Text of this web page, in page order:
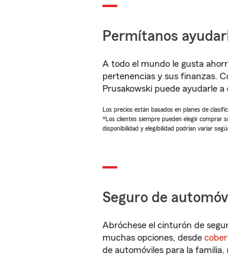
Permítanos
A todo el mundo le gusta
pertenencias y sus finanzas.
Prusakowski puede ayudarle
Los precios están basados en planes de
*Los clientes siempre pueden elegir comprar
disponibilidad y elegibilidad podrían variar
Seguro de
Abróchese el cinturón de
muchas opciones, desde
de automóviles para la